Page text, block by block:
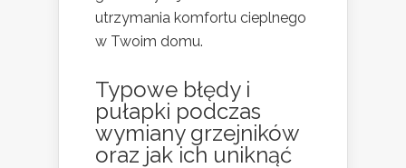
utrzymania komfortu cieplnego
w Twoim domu.
Typowe błędy i
pułapki podczas
wymiany grzejników
oraz jak ich uniknąć